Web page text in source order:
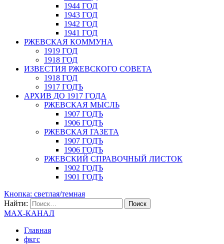
1944 ГОД
1943 ГОД
1942 ГОД
1941 ГОД
РЖЕВСКАЯ КОММУНА
1919 ГОД
1918 ГОД
ИЗВЕСТИЯ РЖЕВСКОГО СОВЕТА
1918 ГОД
1917 ГОДЪ
АРХИВ ДО 1917 ГОДА
РЖЕВСКАЯ МЫСЛЬ
1907 ГОДЪ
1906 ГОДЪ
РЖЕВСКАЯ ГАЗЕТА
1907 ГОДЪ
1906 ГОДЪ
РЖЕВСКИЙ СПРАВОЧНЫЙ ЛИСТОК
1902 ГОДЪ
1901 ГОДЪ
Кнопка: светлая/темная
Найти:
MAX-КАНАЛ
Главная
фкгс